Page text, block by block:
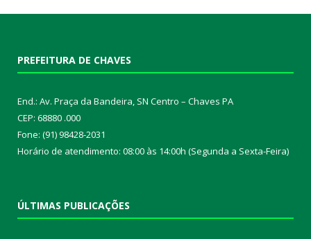
PREFEITURA DE CHAVES
End.: Av. Praça da Bandeira, SN Centro – Chaves PA
CEP: 68880 .000
Fone: (91) 98428-2031
Horário de atendimento: 08:00 às 14:00h (Segunda a Sexta-Feira)
ÚLTIMAS PUBLICAÇÕES